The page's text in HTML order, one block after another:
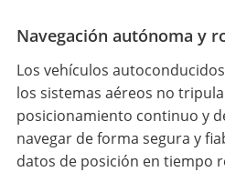
Navegación autónoma y
Los vehículos
los sistemas aéreos no
posicionamiento continuo y
navegar de forma segura y
datos de posición en tiempo